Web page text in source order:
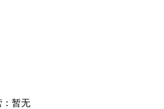
：暂无